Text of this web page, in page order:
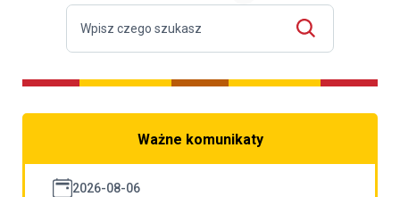
Ważne komunikaty
2026-08-06